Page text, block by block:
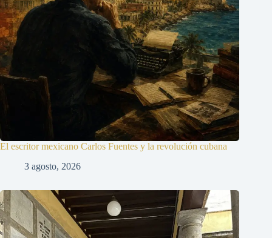
El escritor mexicano Carlos Fuentes y la revolución cubana
3 agosto, 2026